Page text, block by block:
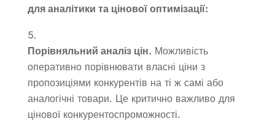
для аналітики та цінової оптимізації:
Порівняльний аналіз цін. Можливість
оперативно порівнювати власні ціни з
пропозиціями конкурентів на ті ж самі або
аналогічні товари. Це критично важливо для
цінової конкурентоспроможності.